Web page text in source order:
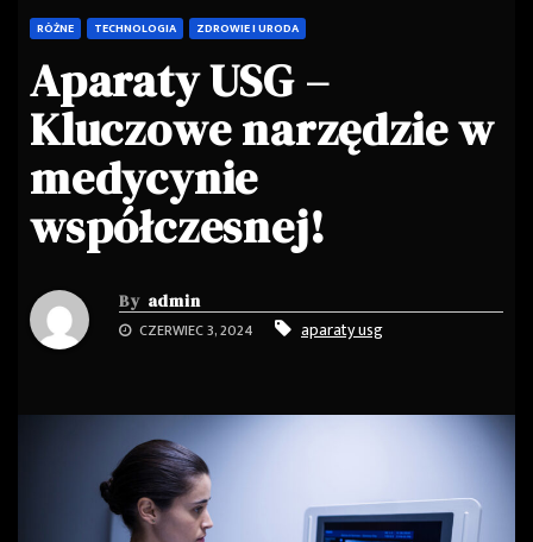
RÓŻNE TECHNOLOGIA ZDROWIE I URODA
Aparaty USG –
Kluczowe narzędzie w
medycynie
współczesnej!
By admin
CZERWIEC 3, 2024
aparaty usg